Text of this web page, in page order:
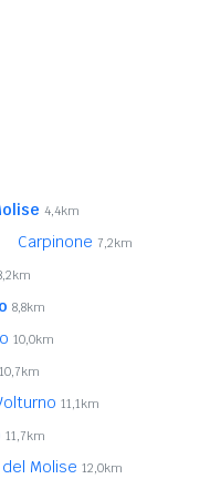
4,4km
Carpinone 7,2km
8,8km
10,0km
10,7km
11,1km
11,7km
Molise 12,0km